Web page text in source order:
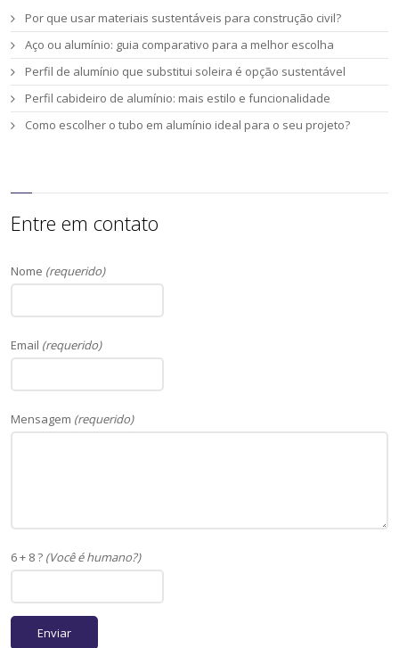
Por que usar materiais sustentáveis para construção civil?
Aço ou alumínio: guia comparativo para a melhor escolha
Perfil de alumínio que substitui soleira é opção sustentável
Perfil cabideiro de alumínio: mais estilo e funcionalidade
Como escolher o tubo em alumínio ideal para o seu projeto?
Entre em contato
Nome (requerido)
Email (requerido)
Mensagem (requerido)
6 + 8 ? (Você é humano?)